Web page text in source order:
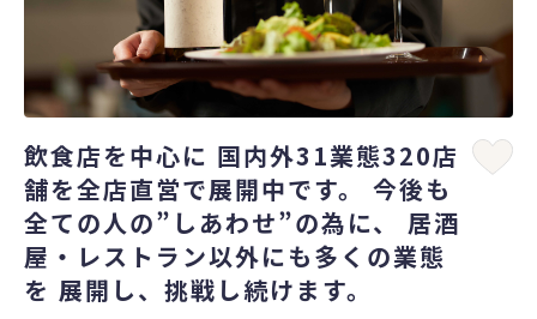
飲食店を中心に 国内外31業態320店
舗を全店直営で展開中です。 今後も
全ての人の”しあわせ”の為に、 居酒
屋・レストラン以外にも多くの業態
を 展開し、挑戦し続けます。